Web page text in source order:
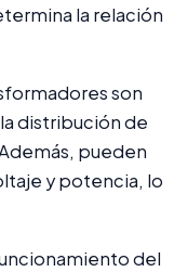
la relación
son
distribución de
pueden
y potencia, lo
del